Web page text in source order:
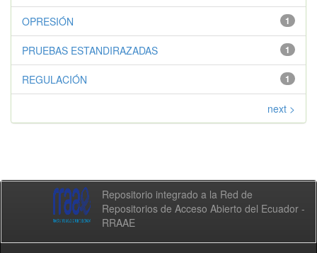
1
OPRESIÓN
1
PRUEBAS ESTANDIRAZADAS
1
REGULACIÓN
next >
Repositorio integrado a la Red de
Repositorios de Acceso Abierto del Ecuador -
RRAAE